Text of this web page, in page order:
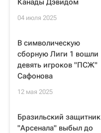
Канады Дэвидом
04 июля 2025
В символическую
сборную Лиги 1 вошли
девять игроков "ПСЖ"
Сафонова
12 мая 2025
Бразильский защитник
"Арсенала" выбыл до